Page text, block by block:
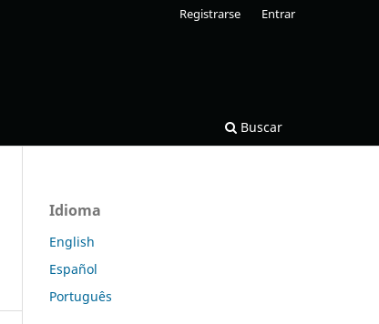
Buscar
Registrarse Entrar
Idioma
English
Español
Português